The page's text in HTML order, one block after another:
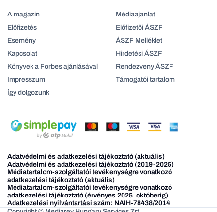
A magazin
Előfizetés
Esemény
Kapcsolat
Könyvek a Forbes ajánlásával
Impresszum
Így dolgozunk
Médiaajanlat
Előfizetői ÁSZF
ÁSZF Melléklet
Hirdetési ÁSZF
Rendezveny ÁSZF
Támogatói tartalom
Adatvédelmi és adatkezelési tájékoztató (aktuális)
Adatvédelmi és adatkezelési tájékoztató (2019-2025)
Médiatartalom-szolgáltatói tevékenységre vonatkozó
adatkezelési tájékoztató (aktuális)
Médiatartalom-szolgáltatói tevékenységre vonatkozó
adatkezelési tájékoztató (érvényes 2025. októberig)
Adatkezelési nyilvántartási szám: NAIH-78438/2014